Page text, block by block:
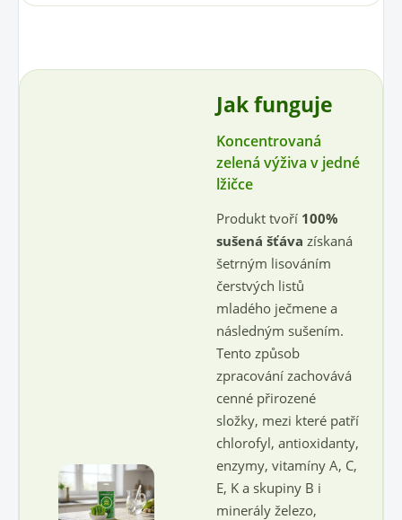
Jak funguje
Koncentrovaná
zelená výživa v jedné
lžičce
Produkt tvoří 100%
sušená šťáva získaná
šetrným lisováním
čerstvých listů
mladého ječmene a
následným sušením.
Tento způsob
zpracování zachovává
cenné přirozené
složky, mezi které patří
chlorofyl, antioxidanty,
enzymy, vitamíny A, C,
E, K a skupiny B i
minerály železo,